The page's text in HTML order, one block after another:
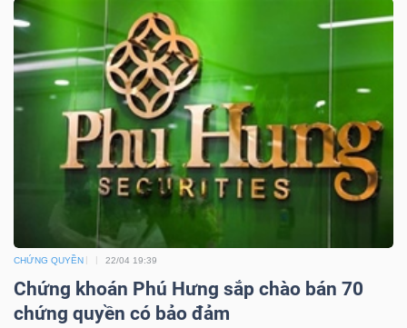
CHỨNG QUYỀN 22/04 19:39
Chứng khoán Phú Hưng sắp chào bán 70
chứng quyền có bảo đảm
CÔNG
NGHỆ
THÔNG
DỊCH
VỤ
TRUYỀN